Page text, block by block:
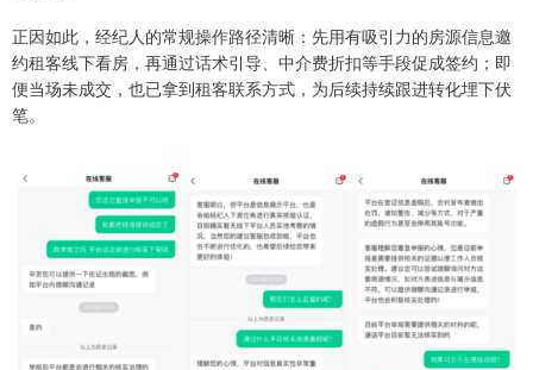
正因如此，经纪人的常规操作路径清晰：先用有吸引力的房源信息邀
约租客线下看房，再通过话术引导、中介费折扣等手段促成签约；即
便当场未成交，也已拿到租客联系方式，为后续持续跟进转化埋下伏
笔。